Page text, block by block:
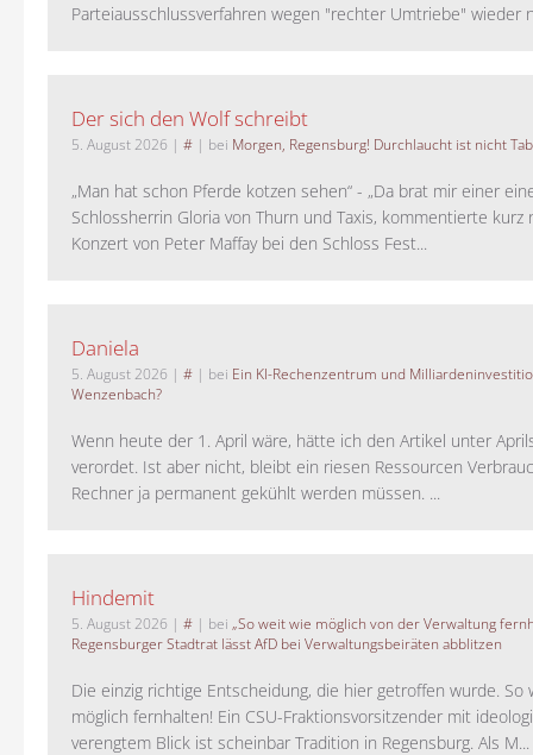
Parteiausschlussverfahren wegen "rechter Umtriebe" wieder
Der sich den Wolf schreibt
5. August 2026 | # | bei Morgen, Regensburg! Durchlaucht ist nicht
„Man hat schon Pferde kotzen sehen“ - „Da brat mir einer
Schlossherrin Gloria von Thurn und Taxis, kommentierte kurz
Konzert von Peter Maffay bei den Schloss Fest...
Daniela
5. August 2026 | # | bei Ein KI-Rechenzentrum und
Wenzenbach?
Wenn heute der 1. April wäre, hätte ich den Artikel unter
verordet. Ist aber nicht, bleibt ein riesen Ressourcen
Rechner ja permanent gekühlt werden müssen. ...
Hindemit
5. August 2026 | # | bei „So weit wie möglich von der Verwaltung
Regensburger Stadtrat lässt AfD bei Verwaltungsbeiräten abblitzen
Die einzig richtige Entscheidung, die hier getroffen wurde. So
möglich fernhalten! Ein CSU-Fraktionsvorsitzender mit
verengtem Blick ist scheinbar Tradition in Regensburg. Als M...